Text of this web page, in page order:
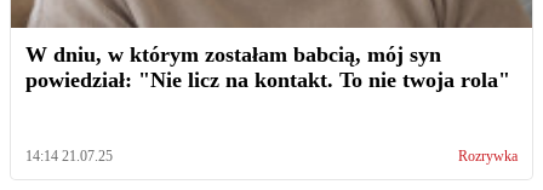
W dniu, w którym zostałam babcią, mój syn
powiedział: "Nie licz na kontakt. To nie twoja rola"
14:14 21.07.25 Rozrywka